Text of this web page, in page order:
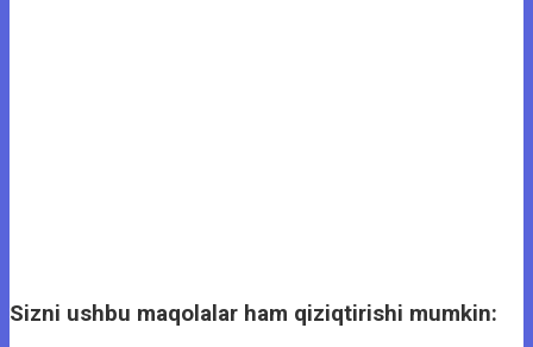
Sizni ushbu maqolalar ham qiziqtirishi mumkin: